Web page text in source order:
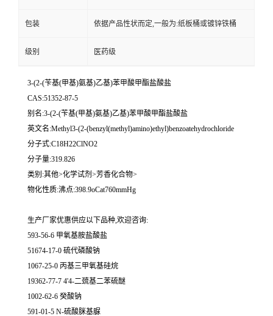
包装 依据产品性状而定,一般为:纸板桶或镀锌铁桶
级别 医药级
3-(2-(苄基(甲基)氨基)乙基)苯甲酸甲酯盐酸盐
CAS:51352-87-5
别名:3-(2-(苄基(甲基)氨基)乙基)苯甲酸甲酯盐酸盐
英文名:Methyl3-(2-(benzyl(methyl)amino)ethyl)benzoatehydrochloride
分子式:C18H22ClNO2
分子量:319.826
类别:其他>化学试剂>芳香化合物>
物化性质:沸点:398.9oCat760mmHg
生产厂家优惠供应以下品种,欢迎咨询:
593-56-6 甲氧基胺盐酸盐
51674-17-0 硫代磷酸钠
1067-25-0 丙基三甲氧基硅烷
19362-77-7 4'4-二巯基二苯硫醚
1002-62-6 癸酸钠
591-01-5 N-硫酸脒基脲